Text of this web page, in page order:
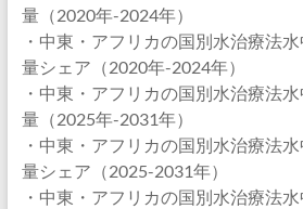
量（2020年-2024年）
・中東・アフリカの国別水治療法
量シェア（2020年-2024年）
・中東・アフリカの国別水治療法
量（2025年-2031年）
・中東・アフリカの国別水治療法
量シェア（2025-2031年）
・中東・アフリカの国別水治療法